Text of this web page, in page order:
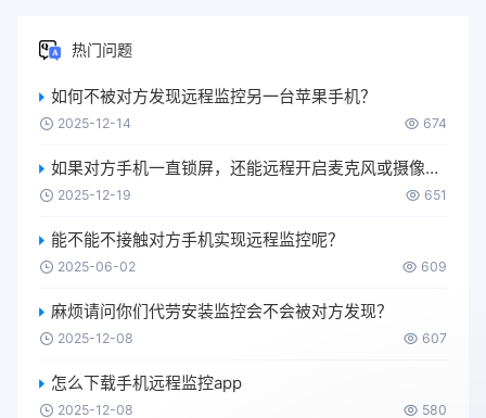
热门问题
如何不被对方发现远程监控另一台苹果手机？
2025-12-14 674
如果对方手机一直锁屏，还能远程开启麦克风或摄像头吗？
2025-12-19 651
能不能不接触对方手机实现远程监控呢？
2025-06-02 609
麻烦请问你们代劳安装监控会不会被对方发现？
2025-12-08 607
怎么下载手机远程监控app
2025-12-08 580